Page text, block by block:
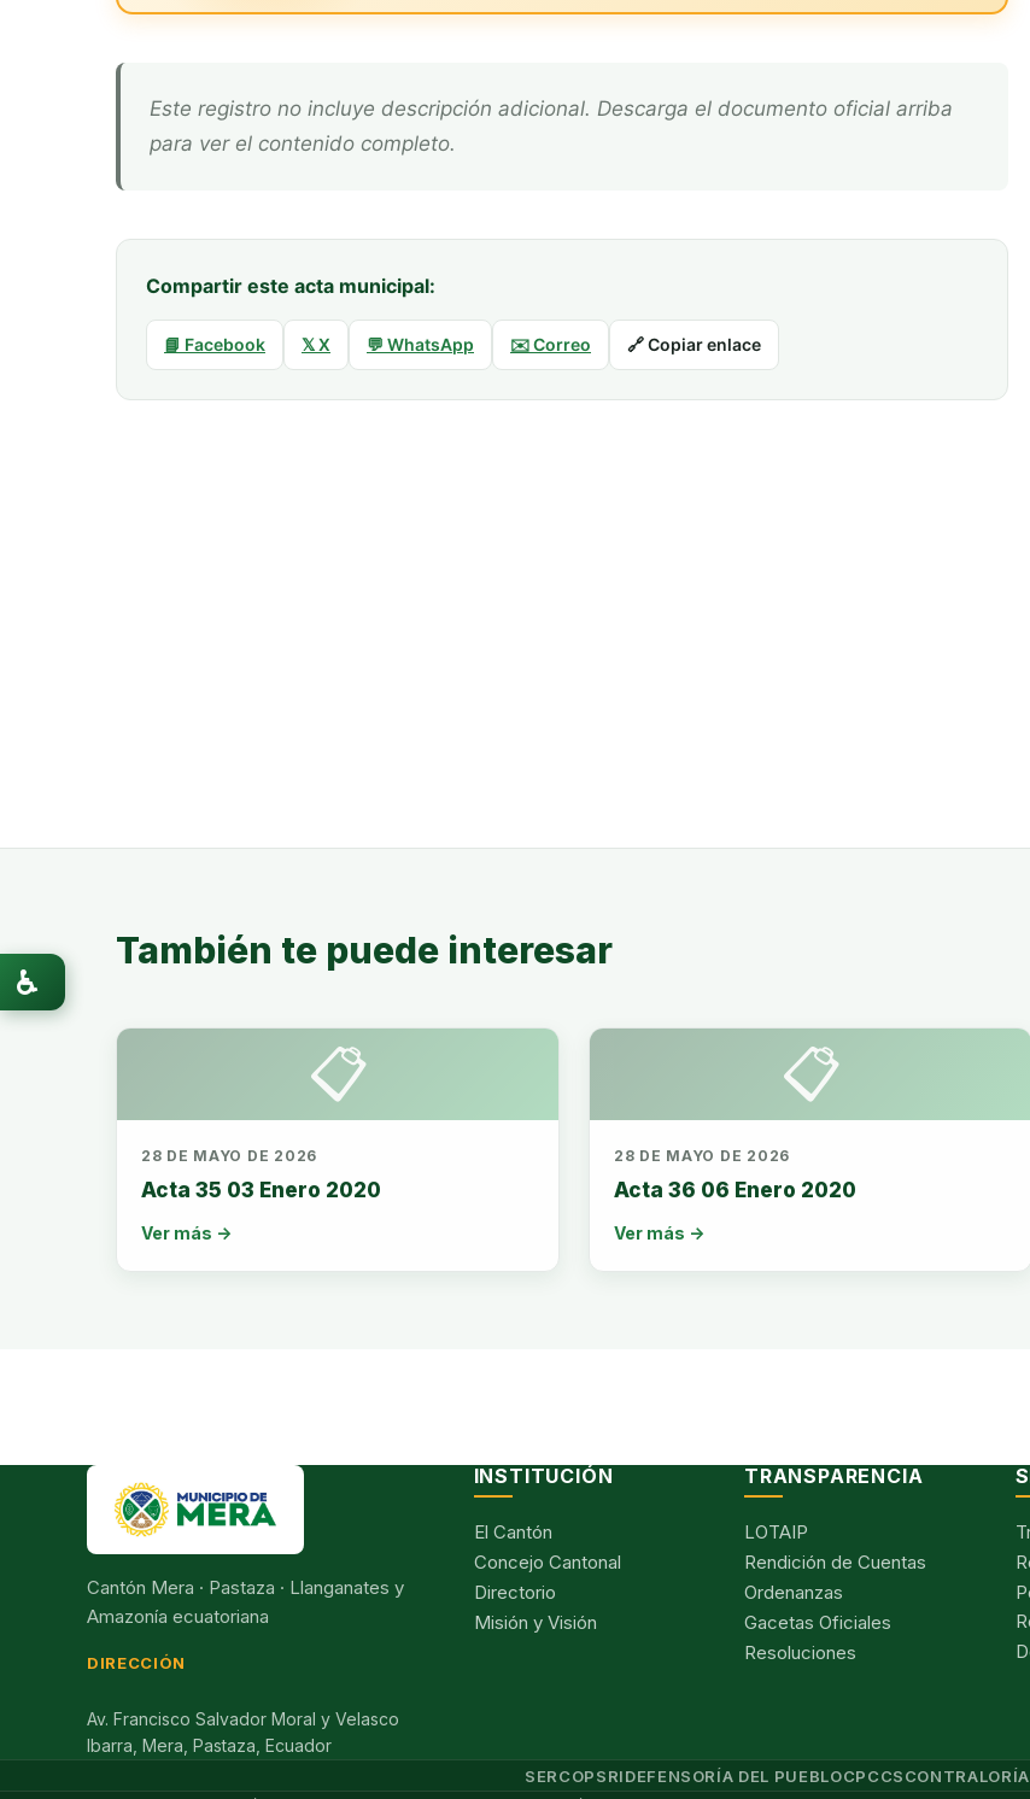
Este registro no incluye descripción adicional. Descarga el documento oficial arriba
para ver el contenido completo.
Compartir este acta municipal:
📘 Facebook 𝕏 X 💬 WhatsApp ✉️ Correo 🔗 Copiar enlace
También te puede interesar
📋
28 DE MAYO DE 2026
Acta 35 03 Enero 2020
Ver más →
📋
28 DE MAYO DE 2026
Acta 36 06 Enero 2020
Ver más →
Cantón Mera · Pastaza · Llanganates y
Amazonía ecuatoriana
DIRECCIÓN
Av. Francisco Salvador Moral y Velasco
Ibarra, Mera, Pastaza, Ecuador
INSTITUCIÓN
El Cantón
Concejo Cantonal
Directorio
Misión y Visión
TRANSPARENCIA
LOTAIP
Rendición de Cuentas
Ordenanzas
Gacetas Oficiales
Resoluciones
SERCOPSRIDEFENSORÍA DEL PUEBLOCPCCSCONTRALORÍA
♿